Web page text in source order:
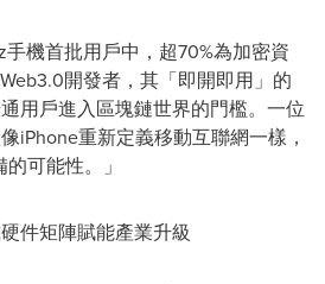
機首批用戶中，超70%為加密資
開發者，其「即開即用」的
用戶進入區塊鏈世界的門檻。一位
iPhone重新定義移動互聯網一樣，
可能性。」
件矩陣賦能產業升級